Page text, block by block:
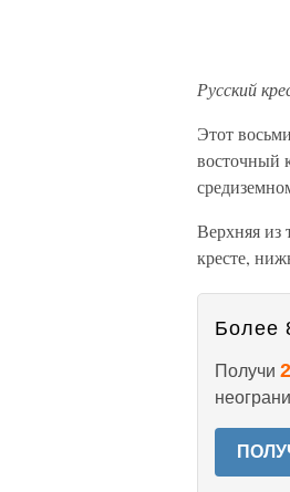
Русский
Этот
восточный
Верхняя из
кресте,
Более
Получи